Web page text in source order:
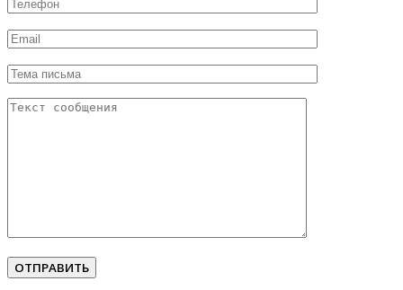
Please leave this field empty.